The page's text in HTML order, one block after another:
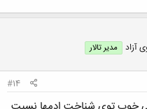
شود...آزاد مدیر تالار
#14